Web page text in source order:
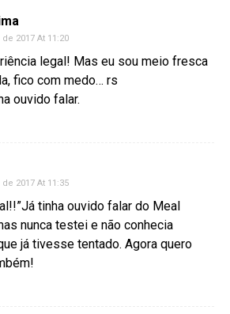
2017 At 11:20
legal! Mas eu sou meio fresca
fico com medo… rs
ouvido falar.
2017 At 11:35
tinha ouvido falar do Meal
nunca testei e não conhecia
já tivesse tentado. Agora quero